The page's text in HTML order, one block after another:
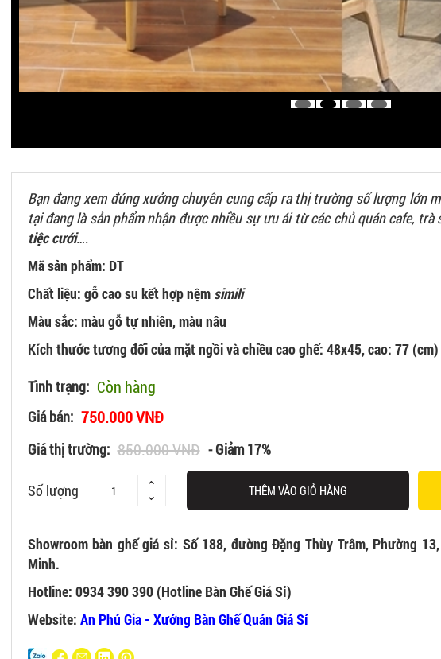
Bạn đang xem đúng xưởng chuyên cung cấp ra thị trường số lượng lớn
tại đang là sản phẩm nhận được nhiều sự ưu ái từ các chủ quán cafe, trà
tiệc cưới….
Mã sản phẩm: DT
Chất liệu: gỗ cao su kết hợp nệm simili
Màu sắc: màu gỗ tự nhiên, màu nâu
Kích thước tương đối của mặt ngồi và chiều cao ghế: 48x45, cao: 77 (cm)
Tình trạng: Còn hàng
Giá bán: 750.000 VNĐ
Giá thị trường: 850.000 VNĐ - Giảm 17%
Số lượng THÊM VÀO GIỎ HÀNG
Showroom bàn ghế giá sỉ: Số 188, đường Đặng Thùy Trâm, Phường
Minh.
Hotline: 0934 390 390 (Hotline Bàn Ghế Giá Sỉ)
Website: An Phú Gia - Xưởng Bàn Ghế Quán Giá Sỉ